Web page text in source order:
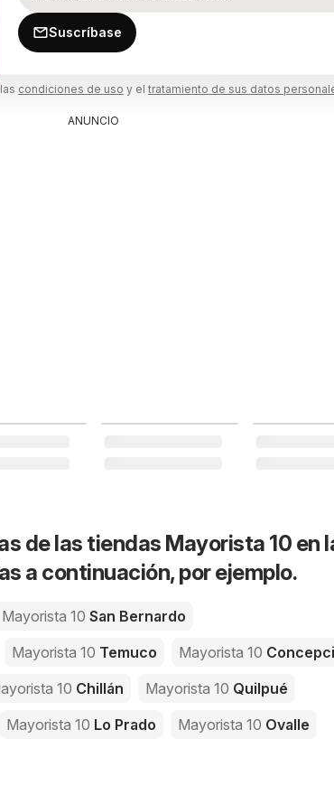
Suscríbase
condiciones de uso y el tratamiento de sus datos
ANUNCIO
de las tiendas Mayorista 10 en
a continuación, por ejemplo.
Mayorista 10 San Bernardo
Mayorista 10 Temuco Mayorista 10
10 Chillán Mayorista 10 Quilpué
Mayorista 10 Lo Prado Mayorista 10 Ovalle